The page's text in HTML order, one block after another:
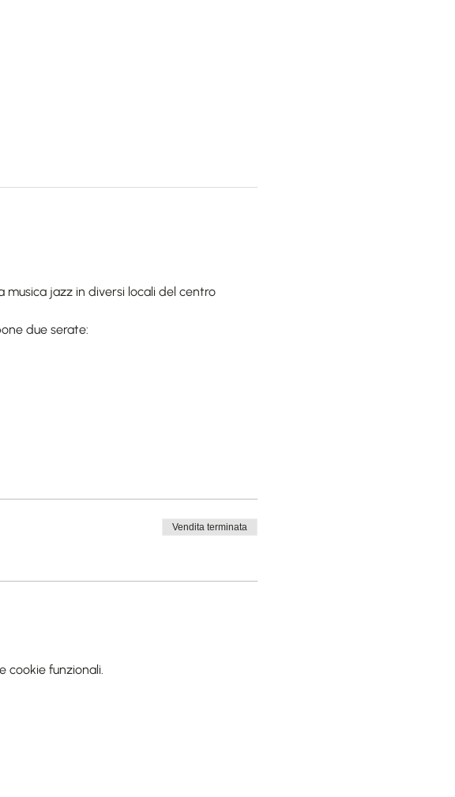
jazz in diversi locali del centro
due serate:
Vendita terminata
cookie funzionali.